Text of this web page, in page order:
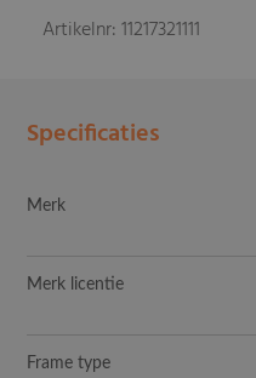
Artikelnr: 11217321111
Specificaties
Merk
Merk licentie
Frame type